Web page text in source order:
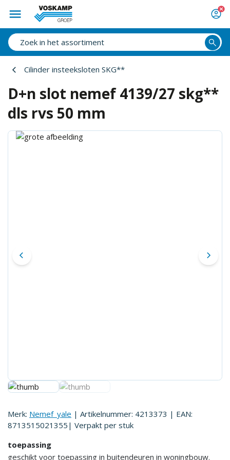
Cilinder insteeksloten SKG**
D+n slot nemef 4139/27 skg**
dls rvs 50 mm
Merk: Nemef_yale | Artikelnummer: 4213373 | EAN:
8713515021355 | Verpakt per stuk
toepassing
geschikt voor toepassing in buitendeuren in woningbouw.